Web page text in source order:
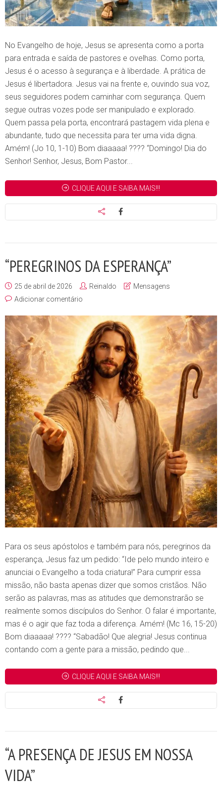
No Evangelho de hoje, Jesus se apresenta como a porta
para entrada e saída de pastores e ovelhas. Como porta,
Jesus é o acesso à segurança e à liberdade. A prática de
Jesus é libertadora. Jesus vai na frente e, ouvindo sua voz,
seus seguidores podem caminhar com segurança. Quem
segue outras vozes pode ser manipulado e explorado.
Quem passa pela porta, encontrará pastagem vida plena e
abundante, tudo que necessita para ter uma vida digna.
Amém! (Jo 10, 1-10) Bom diaaaaa! ???? “Domingo! Dia do
Senhor! Senhor, Jesus, Bom Pastor...
CLIQUE AQUI E SAIBA MAIS!!!
“PEREGRINOS DA ESPERANÇA”
25 de abril de 2026 Reinaldo
Mensagens
Adicionar comentário
Para os seus apóstolos e também para nós, peregrinos da
esperança, Jesus faz um pedido: “Ide pelo mundo inteiro e
anunciai o Evangelho a toda criatura!” Para cumprir essa
missão, não basta apenas dizer que somos cristãos. Não
serão as palavras, mas as atitudes que demonstrarão se
realmente somos discípulos do Senhor. O falar é importante,
mas é o agir que faz toda a diferença. Amém! (Mc 16, 15-20)
Bom diaaaaa! ???? “Sabadão! Que alegria! Jesus continua
contando com a gente para a missão, pedindo que...
CLIQUE AQUI E SAIBA MAIS!!!
“A PRESENÇA DE JESUS EM NOSSA
VIDA”